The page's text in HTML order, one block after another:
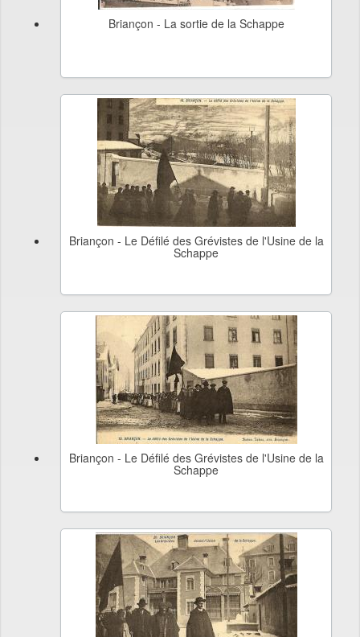
Briançon - La sortie de la Schappe
Briançon - Le Défilé des Grévistes de l'Usine de la
Schappe
Briançon - Le Défilé des Grévistes de l'Usine de la
Schappe